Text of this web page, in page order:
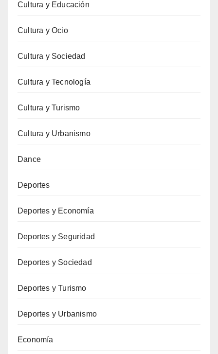
Cultura y Educación
Cultura y Ocio
Cultura y Sociedad
Cultura y Tecnología
Cultura y Turismo
Cultura y Urbanismo
Dance
Deportes
Deportes y Economía
Deportes y Seguridad
Deportes y Sociedad
Deportes y Turismo
Deportes y Urbanismo
Economía